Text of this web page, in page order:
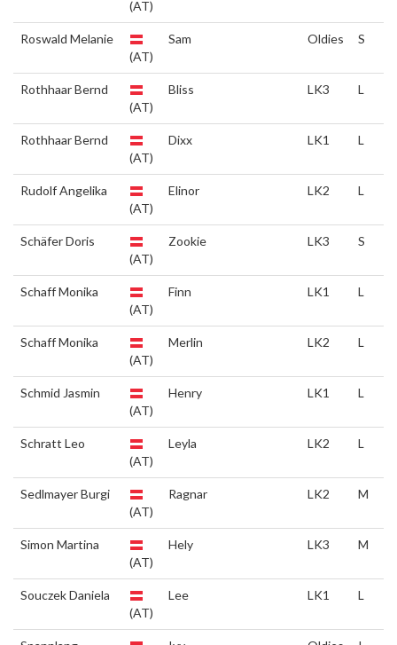
(AT)
Roswald Melanie
(AT)
Sam Oldies S
Rothhaar Bernd
(AT)
Bliss LK3 L
Rothhaar Bernd
(AT)
Dixx LK1 L
Rudolf Angelika
(AT)
Elinor LK2 L
Schäfer Doris
(AT)
Zookie LK3 S
Schaff Monika
(AT)
Finn LK1 L
Schaff Monika
(AT)
Merlin LK2 L
Schmid Jasmin
(AT)
Henry LK1 L
Schratt Leo
(AT)
Leyla LK2 L
Sedlmayer Burgi
(AT)
Ragnar LK2 M
Simon Martina
(AT)
Hely LK3 M
Souczek Daniela
(AT)
Lee LK1 L